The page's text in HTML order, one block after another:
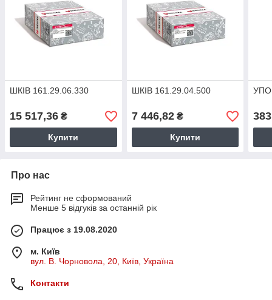
ШКІВ 161.29.06.330
15 517,36 ₴
Купити
ШКІВ 161.29.04.500
7 446,82₴
Купити
Про нас
Рейтинг не сформований
Менше 5 відгуків за останній рік
Працює з 19.08.2020
м. Київ
вул. В. Чорновола, 20, Київ, Україна
Контакти